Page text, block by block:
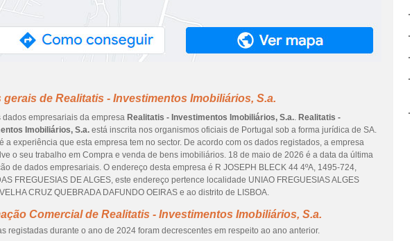
gerais de Realitatis - Investimentos Imobiliários, S.a.
dados empresariais da empresa Realitatis - Investimentos Imobiliários, S.a.. Realitatis -
Imobiliários, S.a. está inscrita nos organismos oficiais de Portugal sob a forma jurídica de SA.
a experiência que esta empresa tem no sector. De acordo com os dados registados, a empresa
o seu trabalho em Compra e venda de bens imobiliários. 18 de maio de 2026 é a data da última
de dados empresariais. O endereço desta empresa é R JOSEPH BLECK 44 4ºA, 1495-724,
FREGUESIAS DE ALGES, este endereço pertence localidade UNIAO FREGUESIAS ALGES
VELHA CRUZ QUEBRADA DAFUNDO OEIRAS e ao distrito de LISBOA.
Comercial de Realitatis - Investimentos Imobiliários, S.a.
registadas durante o ano de 2024 foram decrescentes em respeito ao ano anterior.